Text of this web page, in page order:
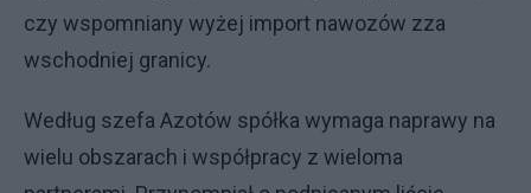
czy wspomniany wyżej import nawozów zza
wschodniej granicy.
Według szefa Azotów spółka wymaga naprawy na
wielu obszarach i współpracy z wieloma